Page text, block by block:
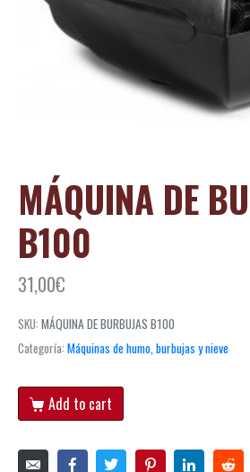
MÁQUINA DE
B100
31,00€
SKU: MÁQUINA DE BURBUJAS B100
Categoría: Máquinas de humo, burbujas y nieve
Add to cart